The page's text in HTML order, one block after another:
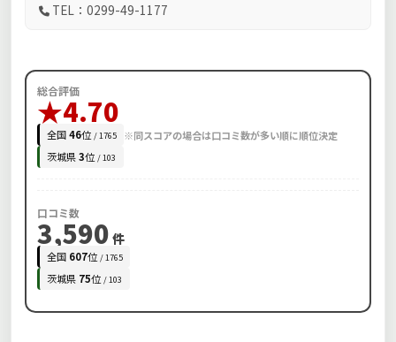
TEL：0299-49-1177
総合評価
★4.70
全国46位 / 1765
茨城県3位 / 103
※同スコアの場合は口コミ数が多い順に順位決定
口コミ数
3,590件
全国 607位 / 1765
茨城県 75位 / 103